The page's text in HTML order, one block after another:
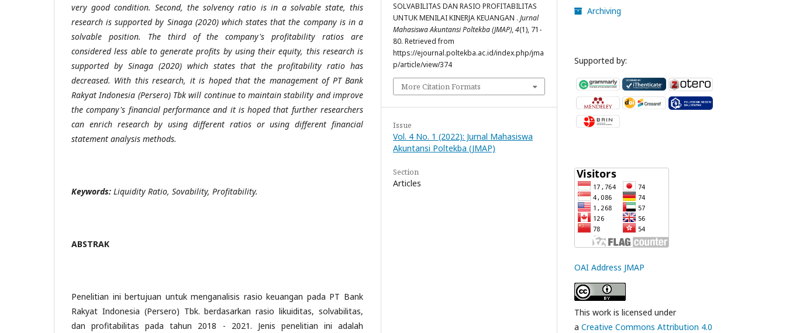
very good condition. Second, the solvency ratio is in a solvable state, this
research is supported by Sinaga (2020) which states that the company is in a
solvable position. The third of the company's profitability ratios are
considered less able to generate profits by using their equity, this research is
supported by Sinaga (2020) which states that the profitability ratio has
decreased. With this research, it is hoped that the management of PT Bank
Rakyat Indonesia (Persero) Tbk will continue to maintain stability and improve
the company's financial performance and it is hoped that further researchers
can enrich research by using different ratios or using different financial
statement analysis methods.
Keywords: Liquidity Ratio, Sovability, Profitability.
ABSTRAK
Penelitian ini bertujuan untuk menganalisis rasio keuangan pada PT Bank
Rakyat Indonesia (Persero) Tbk. berdasarkan rasio likuiditas, solvabilitas,
dan profitabilitas pada tahun 2018 - 2021. Jenis penelitian ini adalah
SOLVABILITAS DAN RASIO PROFITABILITAS
UNTUK MENILAI KINERJA KEUANGAN . Jurnal
Mahasiswa Akuntansi Poltekba (JMAP),4(1), 71-
80. Retrieved from
https://ejournal.poltekba.ac.id/index.php/jma
p/article/view/374
More Citation Formats
Issue
Vol. 4 No. 1 (2022): Jurnal Mahasiswa
Akuntansi Poltekba (JMAP)
Section
Articles
Archiving
Supported by:
OAI Address JMAP
This work is licensed under
a Creative Commons Attribution 4.0